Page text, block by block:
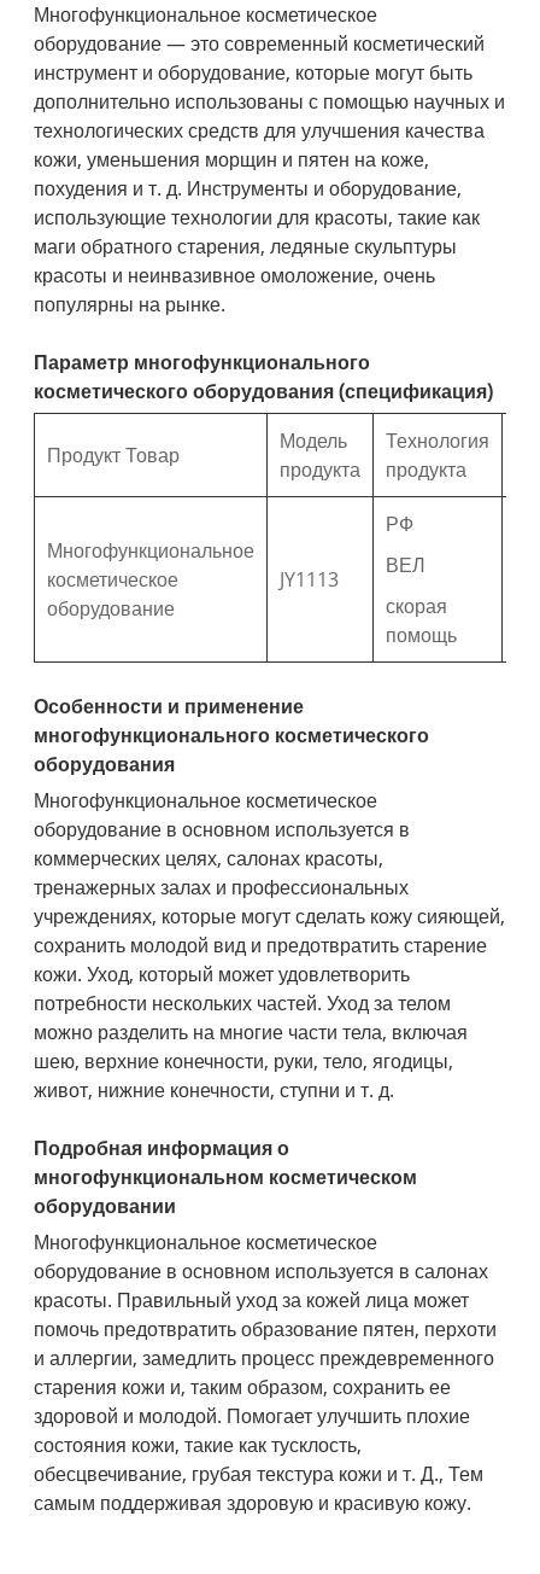
Многофункциональное косметическое
оборудование — это современный косметический
инструмент и оборудование, которые могут быть
дополнительно использованы с помощью научных и
технологических средств для улучшения качества
кожи, уменьшения морщин и пятен на коже,
похудения и т. д. Инструменты и оборудование,
использующие технологии для красоты, такие как
маги обратного старения, ледяные скульптуры
красоты и неинвазивное омоложение, очень
популярны на рынке.
Параметр многофункционального
косметического оборудования (спецификация)
Продукт Товар
Модель
продукта
Технология
продукта
Многофункциональное
косметическое
оборудование
JY1113
РФ
ВЕЛ
скорая
помощь
Особенности и применение
многофункционального косметического
оборудования
Многофункциональное косметическое
оборудование в основном используется в
коммерческих целях, салонах красоты,
тренажерных залах и профессиональных
учреждениях, которые могут сделать кожу сияющей,
сохранить молодой вид и предотвратить старение
кожи. Уход, который может удовлетворить
потребности нескольких частей. Уход за телом
можно разделить на многие части тела, включая
шею, верхние конечности, руки, тело, ягодицы,
живот, нижние конечности, ступни и т. д.
Подробная информация о
многофункциональном косметическом
оборудовании
Многофункциональное косметическое
оборудование в основном используется в салонах
красоты. Правильный уход за кожей лица может
помочь предотвратить образование пятен, перхоти
и аллергии, замедлить процесс преждевременного
старения кожи и, таким образом, сохранить ее
здоровой и молодой. Помогает улучшить плохие
состояния кожи, такие как тусклость,
обесцвечивание, грубая текстура кожи и т. Д., Тем
самым поддерживая здоровую и красивую кожу.